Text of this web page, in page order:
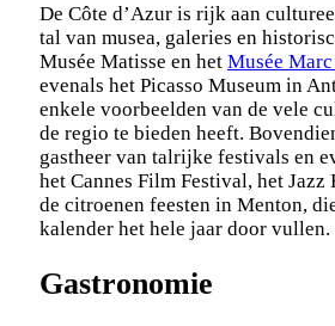
De Côte d’Azur is rijk aan
tal van musea, galeries en
Musée Matisse en het Musée
evenals het Picasso Museum in
enkele voorbeelden van de vele
de regio te bieden heeft.
gastheer van talrijke festivals en
het Cannes Film Festival, het
de citroenen feesten in Menton,
kalender het hele jaar door vullen.
Gastronomie